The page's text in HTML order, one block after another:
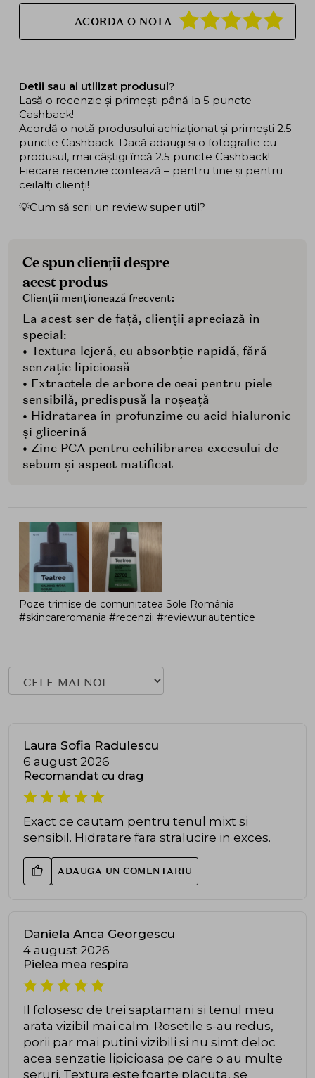
ACORDA O NOTA
Detii sau ai utilizat produsul?
Lasă o recenzie și primești până la 5 puncte
Cashback!
Acordă o notă produsului achiziționat și primești 2.5
puncte Cashback. Dacă adaugi și o fotografie cu
produsul, mai câștigi încă 2.5 puncte Cashback!
Fiecare recenzie contează – pentru tine și pentru
ceilalți clienți!
💡Cum să scrii un review super util?
Ce spun clienții despre
acest produs
Clienții menționează frecvent:
La acest ser de față, clienții apreciază în
special:
• Textura lejeră, cu absorbție rapidă, fără
senzație lipicioasă
• Extractele de arbore de ceai pentru piele
sensibilă, predispusă la roșeață
• Hidratarea în profunzime cu acid hialuronic
și glicerină
• Zinc PCA pentru echilibrarea excesului de
sebum și aspect matificat
Poze trimise de comunitatea Sole România
#skincareromania #recenzii #reviewuriautentice
Laura Sofia Radulescu
6 august 2026
Recomandat cu drag
Exact ce cautam pentru tenul mixt si
sensibil. Hidratare fara stralucire in exces.
ADAUGA UN COMENTARIU
Daniela Anca Georgescu
4 august 2026
Pielea mea respira
Il folosesc de trei saptamani si tenul meu
arata vizibil mai calm. Rosetile s-au redus,
porii par mai putini vizibili si nu simt deloc
acea senzatie lipicioasa pe care o au multe
seruri. Textura este foarte placuta, se